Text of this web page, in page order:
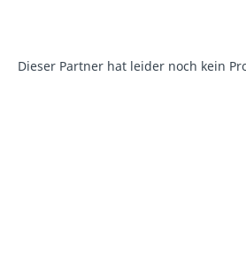
Dieser Partner hat leider noch kein